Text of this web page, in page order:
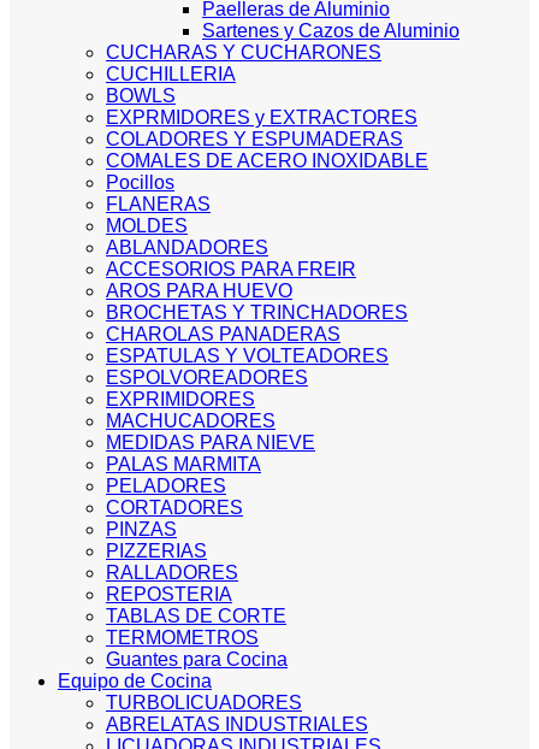
Paelleras de Aluminio
Sartenes y Cazos de Aluminio
CUCHARAS Y CUCHARONES
CUCHILLERIA
BOWLS
EXPRMIDORES y EXTRACTORES
COLADORES Y ESPUMADERAS
COMALES DE ACERO INOXIDABLE
Pocillos
FLANERAS
MOLDES
ABLANDADORES
ACCESORIOS PARA FREIR
AROS PARA HUEVO
BROCHETAS Y TRINCHADORES
CHAROLAS PANADERAS
ESPATULAS Y VOLTEADORES
ESPOLVOREADORES
EXPRIMIDORES
MACHUCADORES
MEDIDAS PARA NIEVE
PALAS MARMITA
PELADORES
CORTADORES
PINZAS
PIZZERIAS
RALLADORES
REPOSTERIA
TABLAS DE CORTE
TERMOMETROS
Guantes para Cocina
Equipo de Cocina
TURBOLICUADORES
ABRELATAS INDUSTRIALES